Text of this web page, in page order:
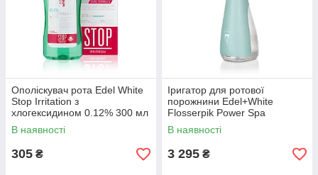
Ополіскувач рота Edel White
Stop Irritation з
хлогексидином 0.12% 300 мл
В наявності
305 ₴
Іригатор для ротової
порожнини Edel+White
Flosserpik Power Spa
портативний 4 насадки
В наявності
3 295 ₴